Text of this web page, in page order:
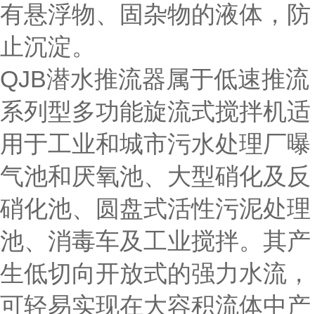
有悬浮物、固杂物的液体，防
止沉淀。
QJB潜水推流器属于低速推流
系列型多功能旋流式搅拌机适
用于工业和城市污水处理厂曝
气池和厌氧池、大型硝化及反
硝化池、圆盘式活性污泥处理
池、消毒车及工业搅拌。其产
生低切向开放式的强力水流，
可轻易实现在大容积流体中产